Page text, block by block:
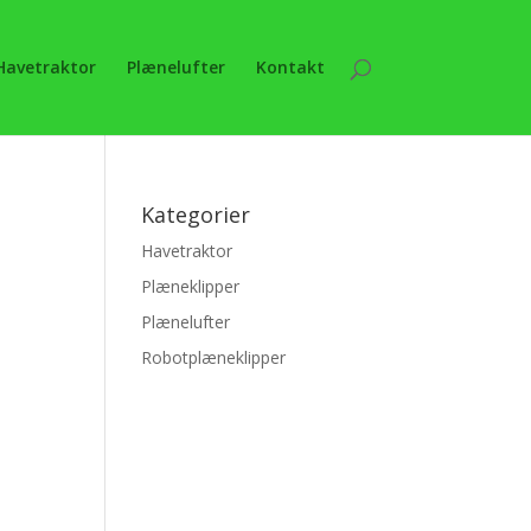
Plænelufter Kontakt
Kategorier
Havetraktor
Plæneklipper
Plænelufter
Robotplæneklipper